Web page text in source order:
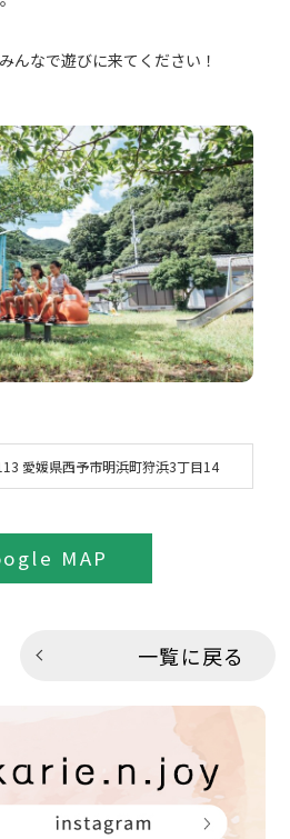
んなで遊びに来てください！
愛媛県西予市明浜町狩浜3丁目14
MAP
一覧に戻る